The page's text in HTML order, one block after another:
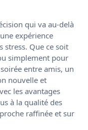
qui va au-delà
expérience
stress. Que ce soit
simplement pour
entre amis, un
nouvelle et
les avantages
à la qualité des
raffinée et sur